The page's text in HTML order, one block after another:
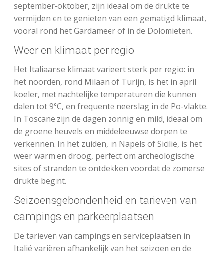
september-oktober, zijn ideaal om de drukte te
vermijden en te genieten van een gematigd klimaat,
vooral rond het Gardameer of in de Dolomieten.
Weer en klimaat per regio
Het Italiaanse klimaat varieert sterk per regio: in
het noorden, rond Milaan of Turijn, is het in april
koeler, met nachtelijke temperaturen die kunnen
dalen tot 9°C, en frequente neerslag in de Po-vlakte.
In Toscane zijn de dagen zonnig en mild, ideaal om
de groene heuvels en middeleeuwse dorpen te
verkennen. In het zuiden, in Napels of Sicilië, is het
weer warm en droog, perfect om archeologische
sites of stranden te ontdekken voordat de zomerse
drukte begint.
Seizoensgebondenheid en tarieven van
campings en parkeerplaatsen
De tarieven van campings en serviceplaatsen in
Italië variëren afhankelijk van het seizoen en de